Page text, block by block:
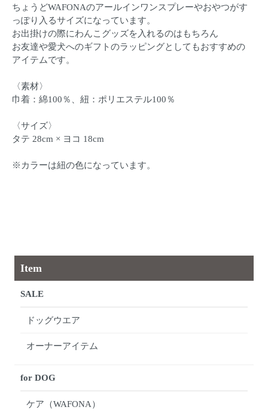
ちょうどWAFONAのアールインワンスプレーやおやつがす
っぽり入るサイズになっています。
お出掛けの際にわんこグッズを入れるのはもちろん
お友達や愛犬へのギフトのラッピングとしてもおすすめの
アイテムです。
〈素材〉
巾着：綿100％、紐：ポリエステル100％
〈サイズ〉
タテ 28cm × ヨコ 18cm
※カラーは紐の色になっています。
Item
SALE
ドッグウエア
オーナーアイテム
for DOG
ケア（WAFONA）